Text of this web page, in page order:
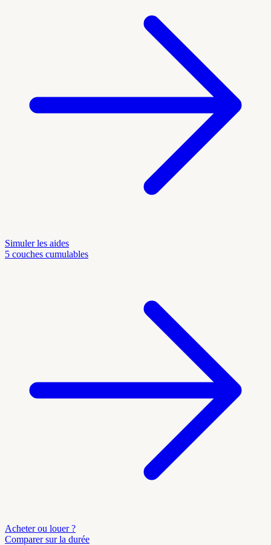
Simuler les aides
5 couches cumulables
Acheter ou louer ?
Comparer sur la durée